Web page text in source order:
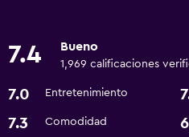
7.4 Bueno
1,969 calificaciones
7.0 Entretenimiento
7.3 Comodidad